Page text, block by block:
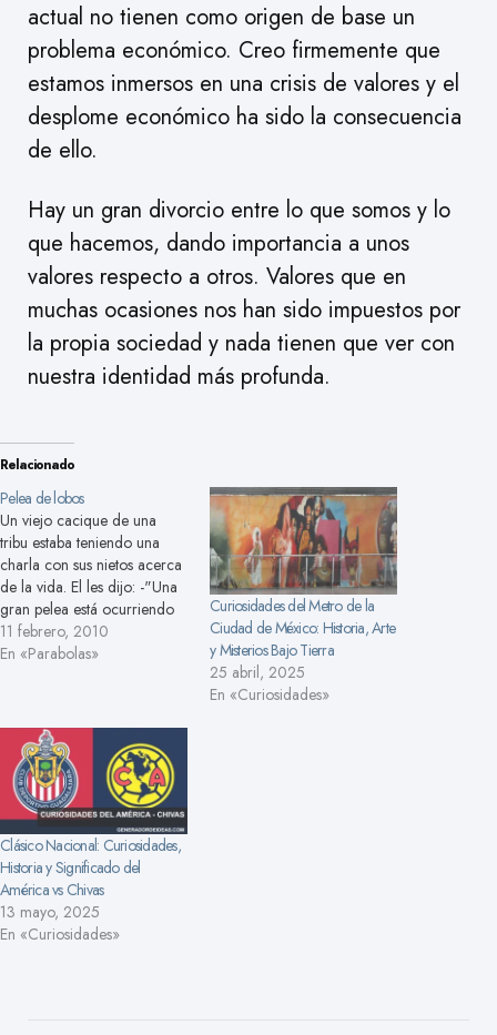
actual no tienen como origen de base un
problema económico. Creo firmemente que
estamos inmersos en una crisis de valores y el
desplome económico ha sido la consecuencia
de ello.
Hay un gran divorcio entre lo que somos y lo
que hacemos, dando importancia a unos
valores respecto a otros. Valores que en
muchas ocasiones nos han sido impuestos por
la propia sociedad y nada tienen que ver con
nuestra identidad más profunda.
Relacionado
Pelea de lobos
Un viejo cacique de una
tribu estaba teniendo una
charla con sus nietos acerca
de la vida. El les dijo: -"Una
gran pelea está ocurriendo
dentro de mi, es entre dos
lobos...." " Uno de los lobos
resentimiento, inferioridad,
mentiras,…
11 febrero, 2010
En «Parabolas»
Curiosidades del Metro de la
Ciudad de México: Historia, Arte
y Misterios Bajo Tierra
25 abril, 2025
En «Curiosidades»
Clásico Nacional: Curiosidades,
Historia y Significado del
América vs Chivas
13 mayo, 2025
En «Curiosidades»